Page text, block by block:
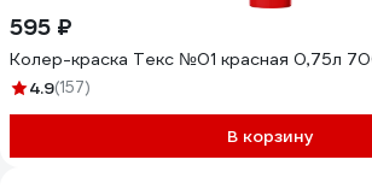
595 ₽
Колер-краска Текс №01 красная 0,75л
4.9(157)
В корзину